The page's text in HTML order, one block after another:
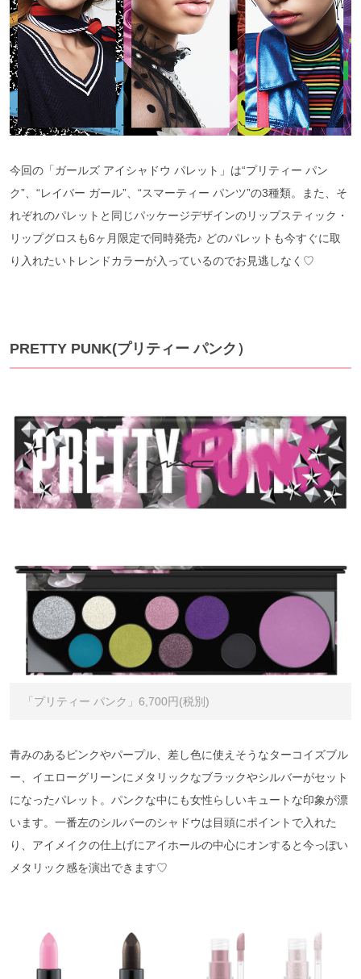
今回の「ガールズ アイシャドウ パレット」は“プリティー パン
ク”、“レイバー ガール”、“スマーティー パンツ”の3種類。また、そ
れぞれのパレットと同じパッケージデザインのリップスティック・
リップグロスも6ヶ月限定で同時発売♪ どのパレットも今すぐに取
り入れたいトレンドカラーが入っているのでお見逃しなく♡
PRETTY PUNK(プリティー パンク）
「プリティー パンク」6,700円(税別)
青みのあるピンクやパープル、差し色に使えそうなターコイズブル
ー、イエローグリーンにメタリックなブラックやシルバーがセット
になったパレット。パンクな中にも女性らしいキュートな印象が漂
います。一番左のシルバーのシャドウは目頭にポイントで入れた
り、アイメイクの仕上げにアイホールの中心にオンすると今っぽい
メタリック感を演出できます♡